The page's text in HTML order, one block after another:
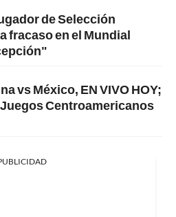
de Selección
fracaso en el Mundial
vs México, EN VIVO HOY;
Centroamericanos